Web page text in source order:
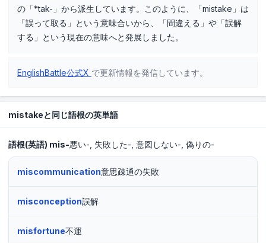
の「*tak-」から派生しています。このように、「mistake」は
「誤って取る」という意味合いから、「間違える」や「誤解
する」という現在の意味へと発展しました。
EnglishBattle公式X で更新情報を発信しています。
mistakeと同じ語根の英単語
語根(英語) mis-悪い- 失敗した- 意図しない- 偽りの-
miscommunication意思疎通の失敗
misconception誤解
misfortune不運